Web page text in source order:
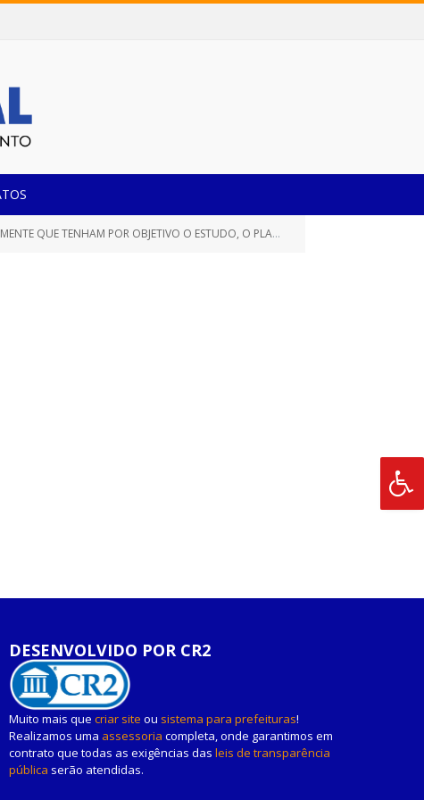
DE DIVULGAÇÃO, COM O INTUITO DE ATENDER AO PRINCÍPIO DA PUBLICIDADE E AO DIREITO À INFORMAÇÃO, DE DIFUNDIR IDEAIS, PRINCÍPIOS, INICIATIVAS OU INSTITUIÇÕES OU DE INFORMAR O PÚBLICO EM GERAL)
DESENVOLVIDO POR CR2
Muito mais que criar site ou sistema para prefeituras!
Realizamos uma assessoria completa, onde garantimos em
contrato que todas as exigências das leis de transparência
pública serão atendidas.